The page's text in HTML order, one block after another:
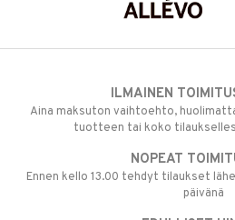
ILMAINEN
Aina maksuton vaihtoehto,
tuotteen tai koko
NOPEAT
Ennen kello 13.00 tehdyt tilaukset
päivänä